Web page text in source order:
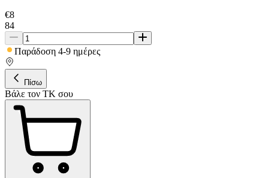
€8
84
Παράδοση 4-9 ημέρες
Πίσω
Βάλε τον ΤΚ σου